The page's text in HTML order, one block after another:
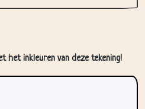
het inkleuren van deze tekening!